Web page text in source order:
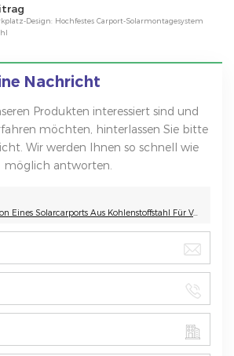
Design: Hochfestes Carport-Solarmontagesystem
Nachricht
Produkten interessiert sind und
möchten, hinterlassen Sie bitte
Wir werden Ihnen so schnell wie
möglich antworten.
Effiziente Konstruktion Eines Solarcarports Aus Kohlenstoffstahl Für Verbesserte Solareffizienz